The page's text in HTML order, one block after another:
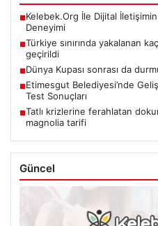
■Kelebek.Org İle Dijital
Deneyimi
■Türkiye sınırında yakalanan
geçirildi
■Dünya Kupası sonrası da
■Etimesgut Belediyesi’nde
Test Sonuçları
■Tatlı krizlerine ferahlatan
magnolia tarifi
Güncel